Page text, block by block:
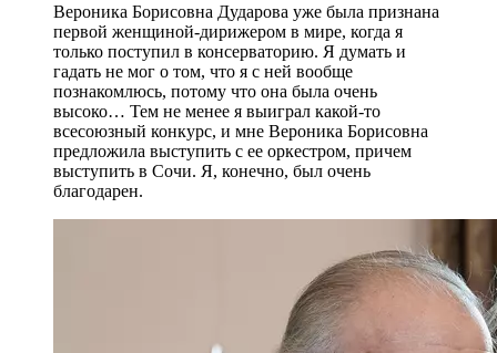
Вероника Борисовна Дударова уже была признана
первой женщиной-дирижером в мире, когда я
только поступил в консерваторию. Я думать и
гадать не мог о том, что я с ней вообще
познакомлюсь, потому что она была очень
высоко… Тем не менее я выиграл какой-то
всесоюзный конкурс, и мне Вероника Борисовна
предложила выступить с ее оркестром, причем
выступить в Сочи. Я, конечно, был очень
благодарен.